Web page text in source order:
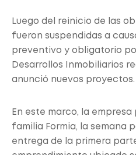
Luego del reinicio de las
fueron suspendidas a
preventivo y obligatorio
Desarrollos Inmobiliarios
anunció nuevos proyectos.
En este marco, la
familia Formia, la semana
entrega de la primera